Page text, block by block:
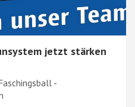
jetzt stärken
-